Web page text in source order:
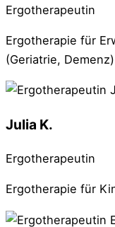
Ergotherapeutin
Ergotherapie für
(Geriatrie, Demenz)
Julia K.
Ergotherapeutin
Ergotherapie für